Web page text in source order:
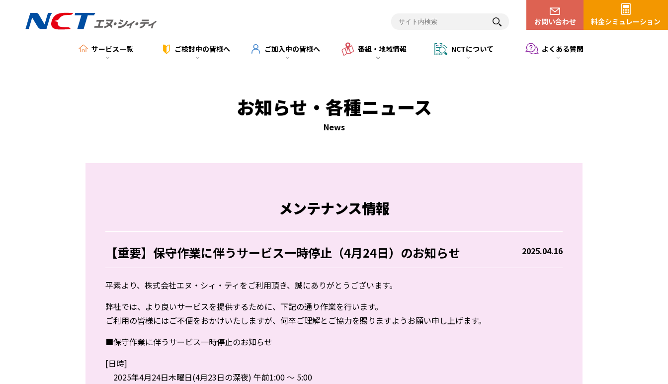
お問い合わせ 料金シミュレーション
サービス一覧 ご検討中の皆様へ ご加入中の皆様へ 番組・地域情報 NCTについて よくある質問
お知らせ・各種ニュース
News
メンテナンス情報
【重要】保守作業に伴うサービス一時停止（4月24日）のお知らせ 2025.04.16
平素より、株式会社エヌ・シィ・ティをご利用頂き、誠にありがとうございます。
弊社では、より良いサービスを提供するために、下記の通り作業を行います。
ご利用の皆様にはご不便をおかけいたしますが、何卒ご理解とご協力を賜りますようお願い申し上げます。
■保守作業に伴うサービス一時停止のお知らせ
[日時]
2025年4月24日木曜日(4月23日の深夜) 午前1:00 ～ 5:00